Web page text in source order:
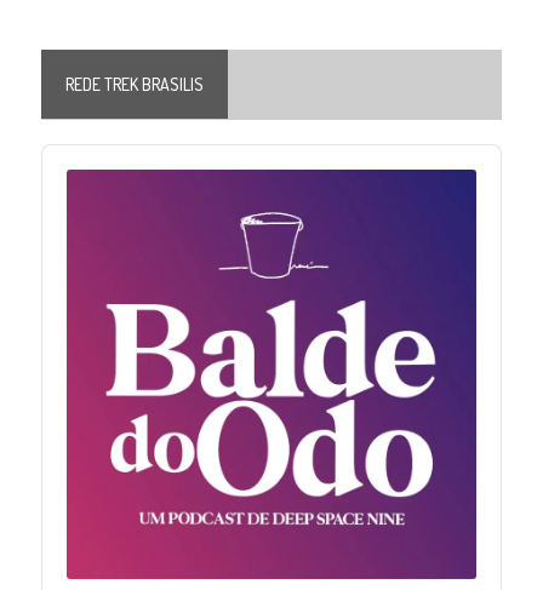
REDE TREK BRASILIS
Audio
Player